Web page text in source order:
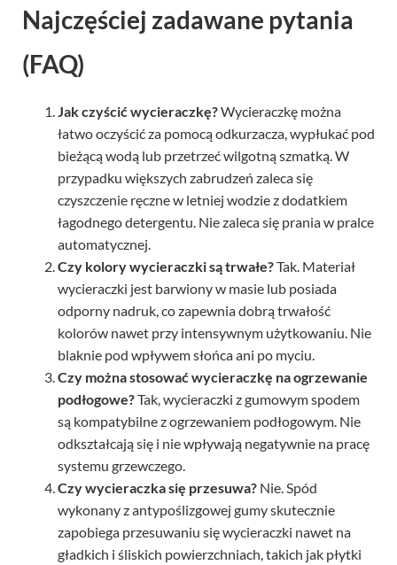
(FAQ)
łatwo oczyścić za pomocą odkurzacza, wypłukać pod
bieżącą wodą lub przetrzeć wilgotną szmatką. W
przypadku większych zabrudzeń zaleca się
czyszczenie ręczne w letniej wodzie z dodatkiem
łagodnego detergentu. Nie zaleca się prania w pralce
automatycznej.
Czy kolory wycieraczki są trwałe?
wycieraczki jest barwiony w masie lub posiada
odporny nadruk, co zapewnia dobrą trwałość
kolorów nawet przy intensywnym użytkowaniu. Nie
blaknie pod wpływem słońca ani po myciu.
Czy można stosować wycieraczkę na ogrzewanie
podłogowe?Tak, wycieraczki z gumowym spodem
są kompatybilne z ogrzewaniem podłogowym. Nie
odkształcają się i nie wpływają negatywnie na pracę
systemu grzewczego.
Czy wycieraczka się przesuwa?
wykonany z antypoślizgowej gumy skutecznie
zapobiega przesuwaniu się wycieraczki nawet na
gładkich i śliskich powierzchniach, takich jak płytki
ceramiczne czy panele. Nie wymaga dodatkowego